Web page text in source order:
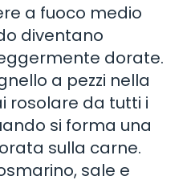
a fuoco medio
diventano
dorate.
a pezzi nella
rosolare da tutti i
si forma una
sulla carne.
sale e